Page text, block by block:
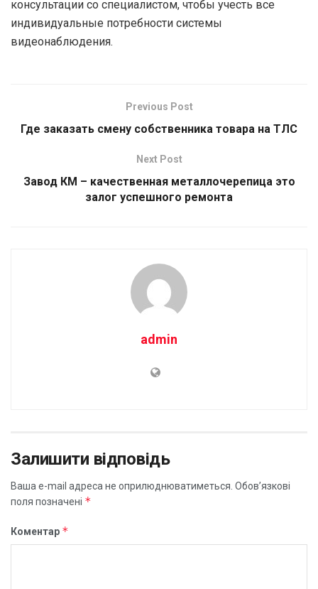
консультации со специалистом, чтобы учесть все
индивидуальные потребности системы
видеонаблюдения.
Previous Post
Где заказать смену собственника товара на ТЛС
Next Post
Завод КМ – качественная металлочерепица это
залог успешного ремонта
admin
Залишити відповідь
Ваша e-mail адреса не оприлюднюватиметься. Обов’язкові
поля позначені *
Коментар *